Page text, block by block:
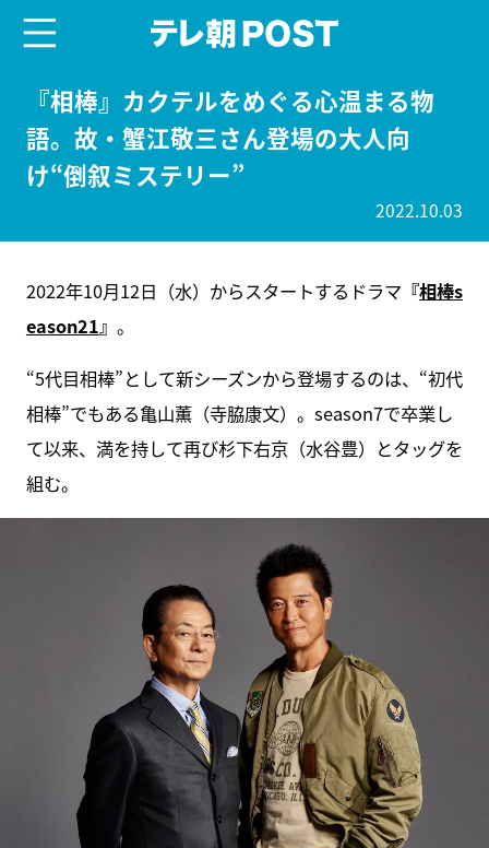
『相棒』カクテルをめぐる心温まる物
語。故・蟹江敬三さん登場の大人向
け“倒叙ミステリー”
2022.10.03
2022年10月12日（水）からスタートするドラマ 『相棒s
eason21』 。
“5代目相棒”として新シーズンから登場するのは、“初代
相棒”でもある亀山薫（寺脇康文）。season7で卒業し
て以来、満を持して再び杉下右京（水谷豊）とタッグを
組む。